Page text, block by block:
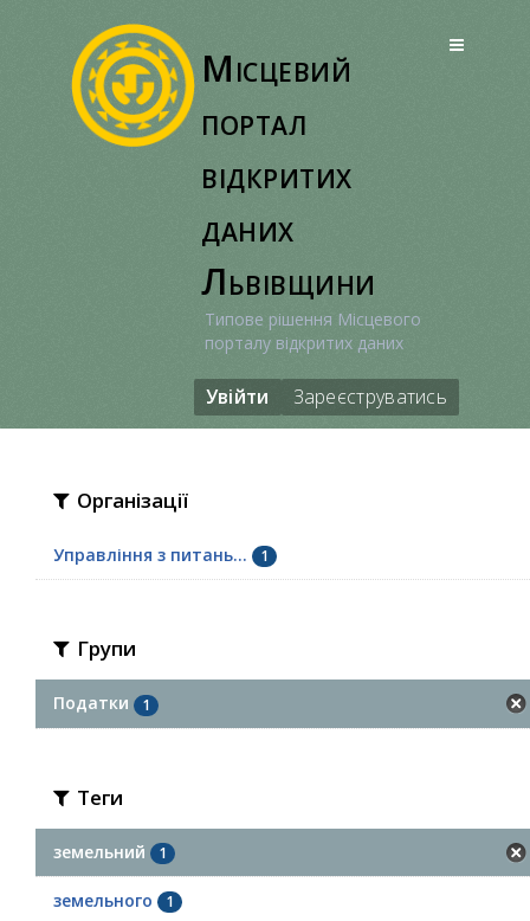
Місцевий
портал
відкритих
даних
Львівщини
Типове рішення Місцевого
порталу відкритих даних
Увійти Зареєструватись
Організації
Управління з питань... 1
Групи
Податки 1
Теги
земельний 1
земельного 1